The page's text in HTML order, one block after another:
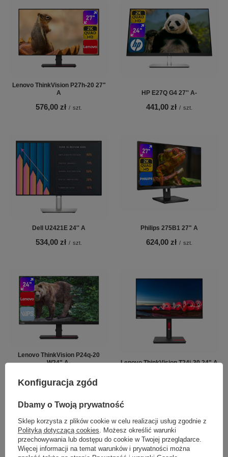
Lenovo ThinkVision P27h-20 27"
A
576,00 zł / szt.
HP E27Q G4 27'' A-
441,00 zł / szt.
Dell U2421E 24'' A
534,00 zł / szt.
Philips 275B1 27" A
624,00 zł / szt.
Lenovo ThinkVision P24q-20
W24" A-
Lenovo ThinkVision T24i-30 24" A
Konfiguracja zgód
Dbamy o Twoją prywatność
Sklep korzysta z plików cookie w celu realizacji usług zgodnie z
Polityką dotyczącą cookies . Możesz określić warunki
przechowywania lub dostępu do cookie w Twojej przeglądarce.
Więcej informacji na temat warunków i prywatności można